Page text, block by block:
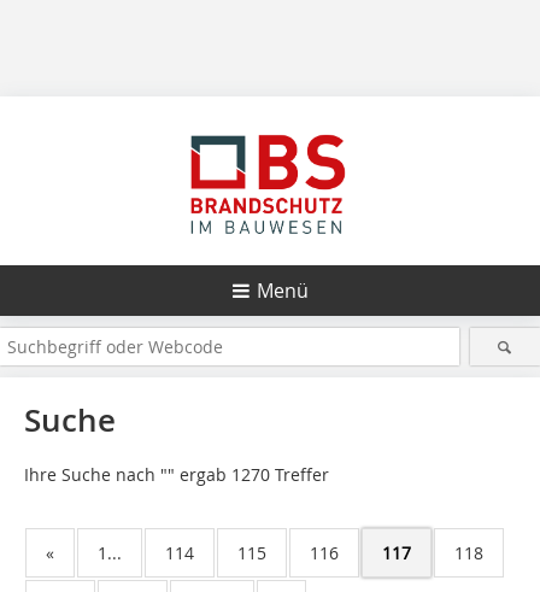
Menü
Suche
Ihre Suche nach "" ergab 1270 Treffer
« 1... 114 115 116 117 118